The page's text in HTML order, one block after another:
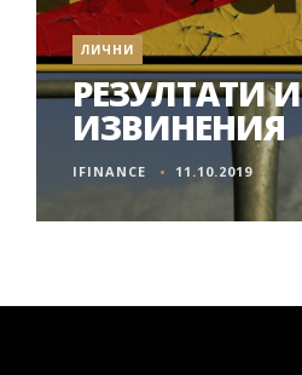
ЛИЧНИ
РЕЗУЛТАТИ И
ИЗВИНЕНИЯ
IFINANCE 11.10.2019